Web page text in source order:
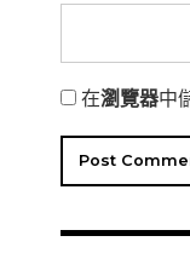
在瀏覽器中
Post